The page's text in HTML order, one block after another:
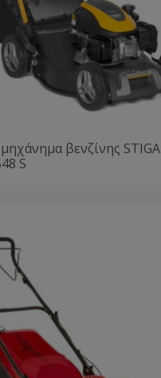
βενζίνης STIGA
S